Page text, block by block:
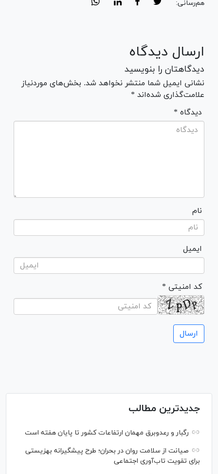
هم‌رسانی:
ارسال دیدگاه
دیدگاهتان را بنویسید
نشانی ایمیل شما منتشر نخواهد شد. بخش‌های موردنیاز
علامت‌گذاری شده‌اند *
* دیدگاه
نام
ایمیل
* کد امنیتی
جدیدترین مطالب
رگبار و رعدوبرق مهمان ارتفاعات کشور تا پایان هفته است
صیانت از سلامت روان در بحران؛ طرح پیشگیرانه بهزیستی
برای تقویت تاب‌آوری اجتماعی